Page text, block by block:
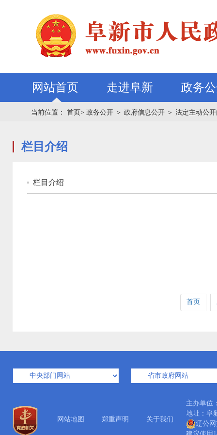
网站首页 走进阜新 政务
当前位置： 首页> 政务公开 ＞ 政府信息公开 ＞ 法定主动公
栏目介绍
栏目介绍
首页
网站地图 郑重声明 关于我们
主办单位
地址：阜
辽公网